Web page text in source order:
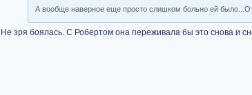
А вообще наверное еще просто слишком больно ей
Не зря боялась. С Робертом она переживала бы это снова и